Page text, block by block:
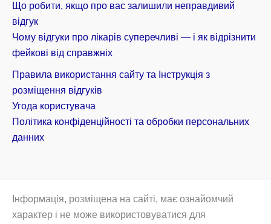
Що робити, якщо про вас залишили неправдивий
відгук
Чому відгуки про лікарів суперечливі — і як відрізнити
фейкові від справжніх
Правила використання сайту та Інструкція з
розміщення відгуків
Угода користувача
Політика конфіденційності та обробки персональних
данних
Інформація, розміщена на сайті, має ознайомчий
характер і не може використовуватися для